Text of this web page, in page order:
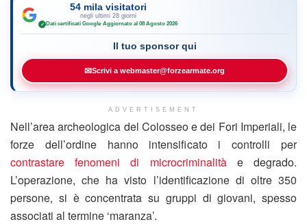
54 mila visitatori
negli ultimi 28 giorni
✓ Dati certificati Google·Aggiornato al 08 Agosto 2026
Il tuo sponsor qui
✉Scrivi a webmaster@forzearmate.org
ADVERTISEMENT
Nell’area archeologica del Colosseo e dei Fori Imperiali, le
forze dell’ordine hanno intensificato i controlli per
contrastare fenomeni di microcriminalitàe degrado.
L’operazione, che ha visto l’identificazione di oltre 350
persone, si è concentrata su gruppi di giovani, spesso
associati al termine ‘maranza’.